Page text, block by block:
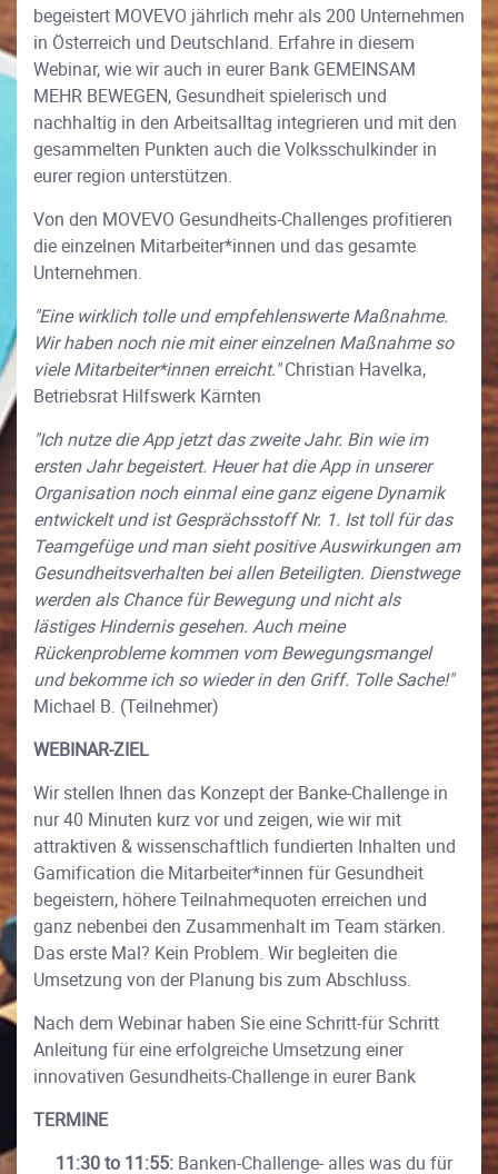
begeistert MOVEVO jährlich mehr als 200 Unternehmen
in Österreich und Deutschland. Erfahre in diesem
Webinar, wie wir auch in eurer Bank GEMEINSAM
MEHR BEWEGEN, Gesundheit spielerisch und
nachhaltig in den Arbeitsalltag integrieren und mit den
gesammelten Punkten auch die Volksschulkinder in
eurer region unterstützen.
Von den MOVEVO Gesundheits-Challenges profitieren
die einzelnen Mitarbeiter*innen und das gesamte
Unternehmen.
"Eine wirklich tolle und empfehlenswerte Maßnahme.
Wir haben noch nie mit einer einzelnen Maßnahme so
viele Mitarbeiter*innen erreicht."Christian Havelka,
Betriebsrat Hilfswerk Kärnten
"Ich nutze die App jetzt das zweite Jahr. Bin wie im
ersten Jahr begeistert. Heuer hat die App in unserer
Organisation noch einmal eine ganz eigene Dynamik
entwickelt und ist Gesprächsstoff Nr. 1. Ist toll für das
Teamgefüge und man sieht positive Auswirkungen am
Gesundheitsverhalten bei allen Beteiligten. Dienstwege
werden als Chance für Bewegung und nicht als
lästiges Hindernis gesehen. Auch meine
Rückenprobleme kommen vom Bewegungsmangel
und bekomme ich so wieder in den Griff. Tolle Sache!"
Michael B. (Teilnehmer)
WEBINAR-ZIEL
Wir stellen Ihnen das Konzept der Banke-Challenge in
nur 40 Minuten kurz vor und zeigen, wie wir mit
attraktiven & wissenschaftlich fundierten Inhalten und
Gamification die Mitarbeiter*innen für Gesundheit
begeistern, höhere Teilnahmequoten erreichen und
ganz nebenbei den Zusammenhalt im Team stärken.
Das erste Mal? Kein Problem. Wir begleiten die
Umsetzung von der Planung bis zum Abschluss.
Nach dem Webinar haben Sie eine Schritt-für Schritt
Anleitung für eine erfolgreiche Umsetzung einer
innovativen Gesundheits-Challenge in eurer Bank
TERMINE
11:30 to 11:55: Banken-Challenge- alles was du für